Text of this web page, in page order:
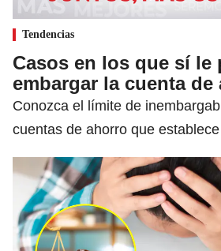
Tendencias
Casos en los que sí le
embargar la cuenta de
Conozca el límite de
cuentas de ahorro que